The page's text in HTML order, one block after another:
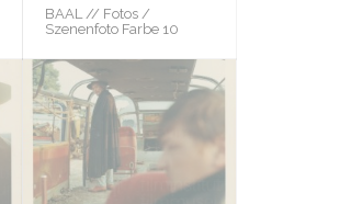
BAAL // Fotos /
Szenenfoto Farbe 10